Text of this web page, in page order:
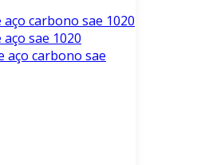
carbono sae 1020
sae 1020
aço carbono sae